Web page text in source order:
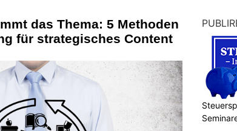
das Thema: 5 Methoden
für strategisches Content